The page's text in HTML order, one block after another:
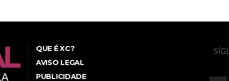
QUE É XC?
AVISO LEGAL
PUBLICIDADE